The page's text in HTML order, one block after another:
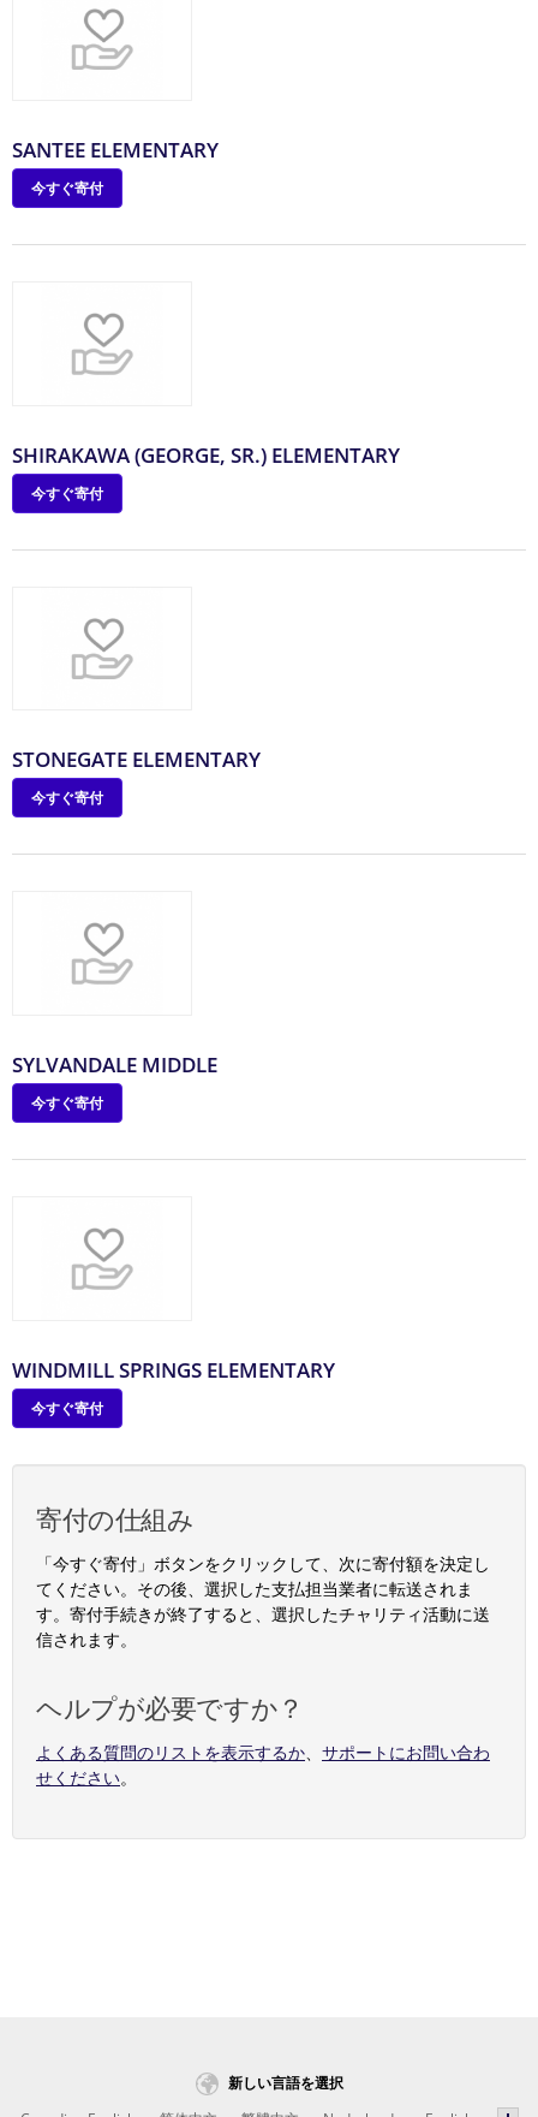
SANTEE ELEMENTARY
今すぐ寄付
SHIRAKAWA (GEORGE, SR.) ELEMENTARY
今すぐ寄付
STONEGATE ELEMENTARY
今すぐ寄付
SYLVANDALE MIDDLE
今すぐ寄付
WINDMILL SPRINGS ELEMENTARY
今すぐ寄付
寄付の仕組み
「今すぐ寄付」ボタンをクリックして、次に寄付額を決定し
てください。その後、選択した支払担当業者に転送されま
す。寄付手続きが終了すると、選択したチャリティ活動に送
信されます。
ヘルプが必要ですか？
よくある質問のリストを表示するか
サポートにお問い合わ
せください。
新しい言語を選択